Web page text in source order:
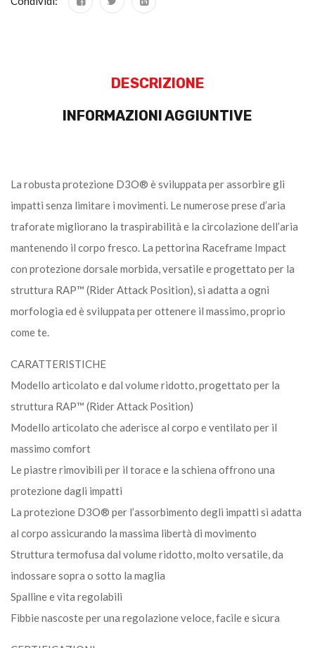
DESCRIZIONE
INFORMAZIONI AGGIUNTIVE
La robusta protezione D3O® è sviluppata per assorbire gli
impatti senza limitare i movimenti. Le numerose prese d’aria
traforate migliorano la traspirabilità e la circolazione dell’aria
mantenendo il corpo fresco. La pettorina Raceframe Impact
con protezione dorsale morbida, versatile e progettato per la
struttura RAP™ (Rider Attack Position), si adatta a ogni
morfologia ed è sviluppata per ottenere il massimo, proprio
come te.
CARATTERISTICHE
Modello articolato e dal volume ridotto, progettato per la
struttura RAP™ (Rider Attack Position)
Modello articolato che aderisce al corpo e ventilato per il
massimo comfort
Le piastre rimovibili per il torace e la schiena offrono una
protezione dagli impatti
La protezione D3O® per l’assorbimento degli impatti si adatta
al corpo assicurando la massima libertà di movimento
Struttura termofusa dal volume ridotto, molto versatile, da
indossare sopra o sotto la maglia
Spalline e vita regolabili
Fibbie nascoste per una regolazione veloce, facile e sicura